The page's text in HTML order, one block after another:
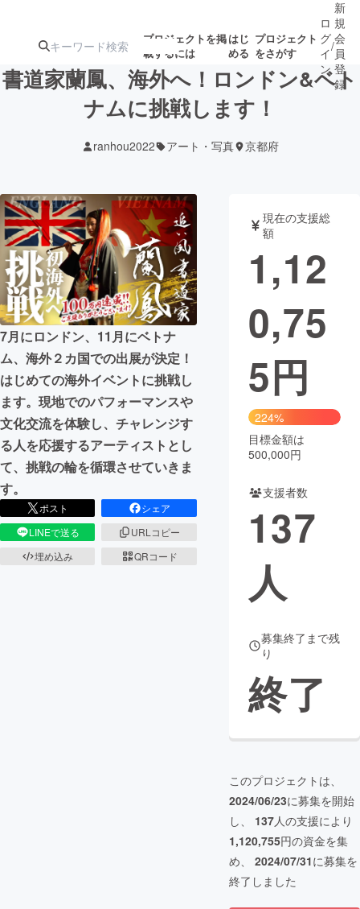
プロジェクトを掲
載するには
はじ
める
プロジェクト
をさがす
ターン
ジェクト
募集終了が近いプ
ロジェクト
アート・写真 音楽
テクノロジー・ガジェット ゲーム・サ
映像・映画
ビジネス・起業
まちづくり・地域活性化
CAMPFIRE for Social Good
CAMPFIRE Creation
CAMPFIREふるさと納税machi-ya コミュニティ
ロ
グ
イ
ン
/
新
規
会
員
登
録
書道家蘭鳳、海外へ！ロンドン&ベト
ナムに挑戦します！
ranhou2022 アート・写真 京都府
7月にロンドン、11月にベトナ
ム、海外２カ国での出展が決定！
はじめての海外イベントに挑戦し
ます。現地でのパフォーマンスや
文化交流を体験し、チャレンジす
る人を応援するアーティストとし
て、挑戦の輪を循環させていきま
す。
ポスト
シェア
LINEで送る
URLコピー
埋め込み
QRコード
現在の支援総
額
1,12
0,75
5円
224%
目標金額は
500,000円
支援者数
137
人
募集終了まで残
り
終了
このプロジェクトは、
2024/06/23に募集を開始
し、 137人の支援により
1,120,755円の資金を集
め、 2024/07/31に募集を
終了しました